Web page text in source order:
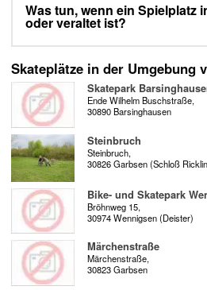
Was tun, wenn ein Spielplatz
oder veraltet ist?
Skateplätze in der Umgebung
Skatepark
Ende Wilhelm Buschstraße,
30890 Barsinghausen
Steinbruch
Steinbruch,
30826 Garbsen (Schloß
Bike- und Skatepark
Bröhnweg 15,
30974 Wennigsen (Deister)
Märchenstraße
Märchenstraße,
30823 Garbsen